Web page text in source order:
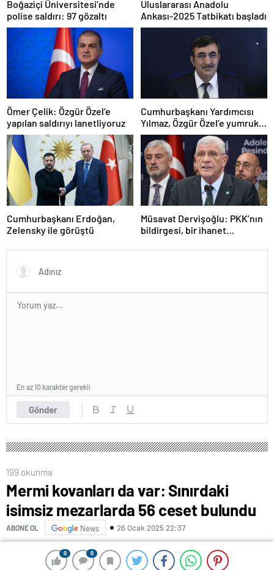
0 0
Boğaziçi Üniversitesi’nde
polise saldırı: 97 gözaltı
Uluslararası Anadolu
Ankası-2025 Tatbikatı başladı
Ömer Çelik: Özgür Özel’e
yapılan saldırıyı lanetliyoruz
Cumhurbaşkanı Yardımcısı
Yılmaz, Özgür Özel’e yumruklu
saldırıyı kınadı
Cumhurbaşkanı Erdoğan,
Zelensky ile görüştü
Müsavat Dervişoğlu: PKK’nın
bildirgesi, bir ihanet
Gönder
En az 10 karakter gerekli
199 okunma
Mermi kovanları da var: Sınırdaki
isimsiz mezarlarda 56 ceset bulundu
ABONE OL News 26 Ocak 2025 22:37
0 0
Mermi kovanları da var: Sınırdaki isimsiz mezarlarda 56